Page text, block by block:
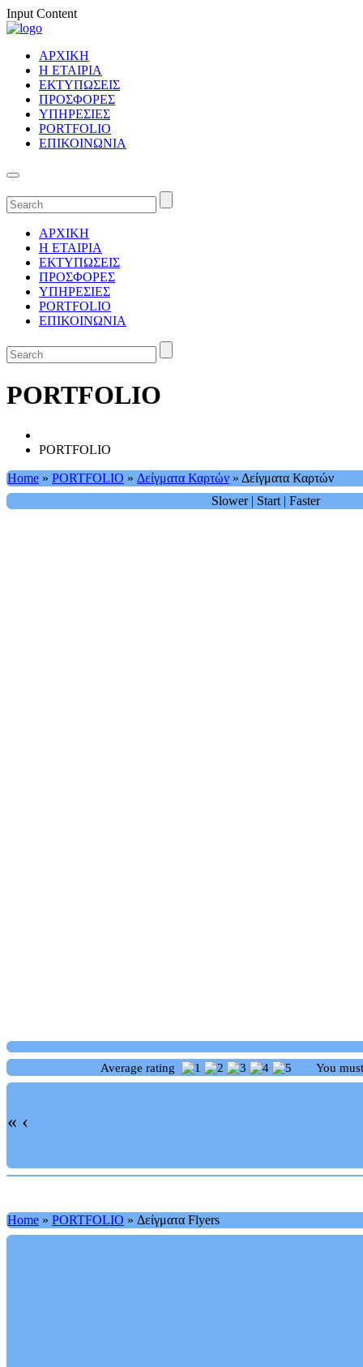
Input Content
ΑΡΧΙΚΗ
Η ΕΤΑΙΡΙΑ
ΕΚΤΥΠΩΣΕΙΣ
ΠΡΟΣΦΟΡΕΣ
ΥΠΗΡΕΣΙΕΣ
PORTFOLIO
ΕΠΙΚΟΙΝΩΝΙΑ
ΑΡΧΙΚΗ
Η ΕΤΑΙΡΙΑ
ΕΚΤΥΠΩΣΕΙΣ
ΠΡΟΣΦΟΡΕΣ
ΥΠΗΡΕΣΙΕΣ
PORTFOLIO
ΕΠΙΚΟΙΝΩΝΙΑ
PORTFOLIO
PORTFOLIO
Home » PORTFOLIO » Δείγματα Καρτών » Δείγματα Καρτών
Slower| Start | Faster
Average rating You
« ‹
Home » PORTFOLIO » Δείγματα Flyers